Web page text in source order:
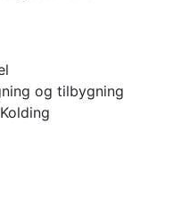
og tilbygning